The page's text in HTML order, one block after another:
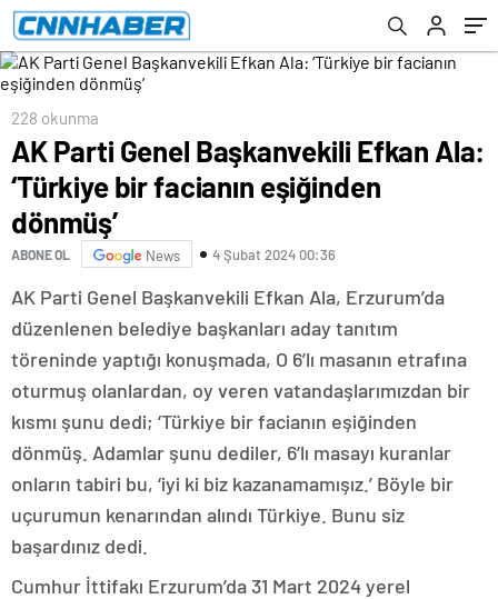
228 okunma
AK Parti Genel Başkanvekili Efkan Ala:
‘Türkiye bir facianın eşiğinden
dönmüş’
ABONE OL News 4 Şubat 2024 00:36
AK Parti Genel Başkanvekili Efkan Ala, Erzurum’da
düzenlenen belediye başkanları aday tanıtım
töreninde yaptığı konuşmada, O 6’lı masanın etrafına
oturmuş olanlardan, oy veren vatandaşlarımızdan bir
kısmı şunu dedi; ‘Türkiye bir facianın eşiğinden
dönmüş. Adamlar şunu dediler, 6’lı masayı kuranlar
onların tabiri bu, ‘iyi ki biz kazanamamışız.’ Böyle bir
uçurumun kenarından alındı Türkiye. Bunu siz
başardınız dedi.
Cumhur İttifakı Erzurum’da 31 Mart 2024 yerel